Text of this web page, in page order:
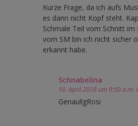
Kurze Frage, da ich aufs
es dann nicht Kopf steht.
Schmale Teil vom Schnitt im
vom SM bin ich nicht sicher
erkannt habe.
Schnabelina
10. April 2018 um 9:50 a.m.
Genau!lgRosi